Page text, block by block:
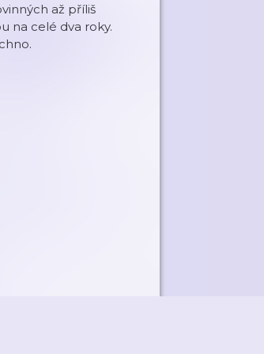
až příliš
na celé dva roky.